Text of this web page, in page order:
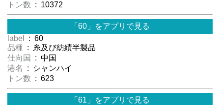
トン数 : 10372
「60」をアプリで見る
label
: 60
品種 : 糸及び紡績半製品
仕向国
: 中国
港名
: シャンハイ
トン数 : 623
「61」をアプリで見る